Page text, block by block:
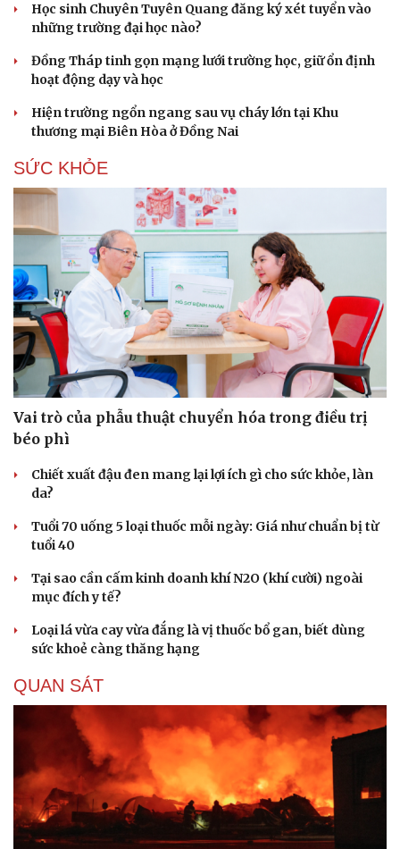
Học sinh Chuyên Tuyên Quang đăng ký xét tuyển vào
những trường đại học nào?
Đồng Tháp tinh gọn mạng lưới trường học, giữ ổn định
hoạt động dạy và học
Hiện trường ngổn ngang sau vụ cháy lớn tại Khu
thương mại Biên Hòa ở Đồng Nai
SỨC KHỎE
Vai trò của phẫu thuật chuyển hóa trong điều trị
béo phì
Chiết xuất đậu đen mang lại lợi ích gì cho sức khỏe, làn
da?
Tuổi 70 uống 5 loại thuốc mỗi ngày: Giá như chuẩn bị từ
tuổi 40
Tại sao cần cấm kinh doanh khí N2O (khí cười) ngoài
mục đích y tế?
Loại lá vừa cay vừa đắng là vị thuốc bổ gan, biết dùng
sức khoẻ càng thăng hạng
QUAN SÁT